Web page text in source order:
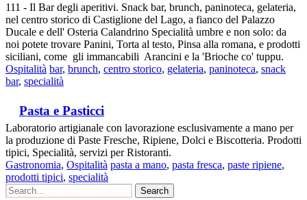
111 - Il Bar degli aperitivi. Snack bar, brunch, paninoteca, gelateria,
nel centro storico di Castiglione del Lago, a fianco del Palazzo
Ducale e dell' Osteria Calandrino Specialità umbre e non solo: da
noi potete trovare Panini, Torta al testo, Pinsa alla romana, e prodotti
siciliani, come gli immancabili Arancini e la 'Brioche co' tuppu.
Ospitalità bar, brunch, centro storico, gelateria, paninoteca, snack
bar, specialità
Pasta e Pasticci
Laboratorio artigianale con lavorazione esclusivamente a mano per
la produzione di Paste Fresche, Ripiene, Dolci e Biscotteria. Prodotti
tipici, Specialità, servizi per Ristoranti.
Gastronomia, Ospitalità pasta a mano, pasta fresca, paste ripiene,
prodotti tipici, specialità